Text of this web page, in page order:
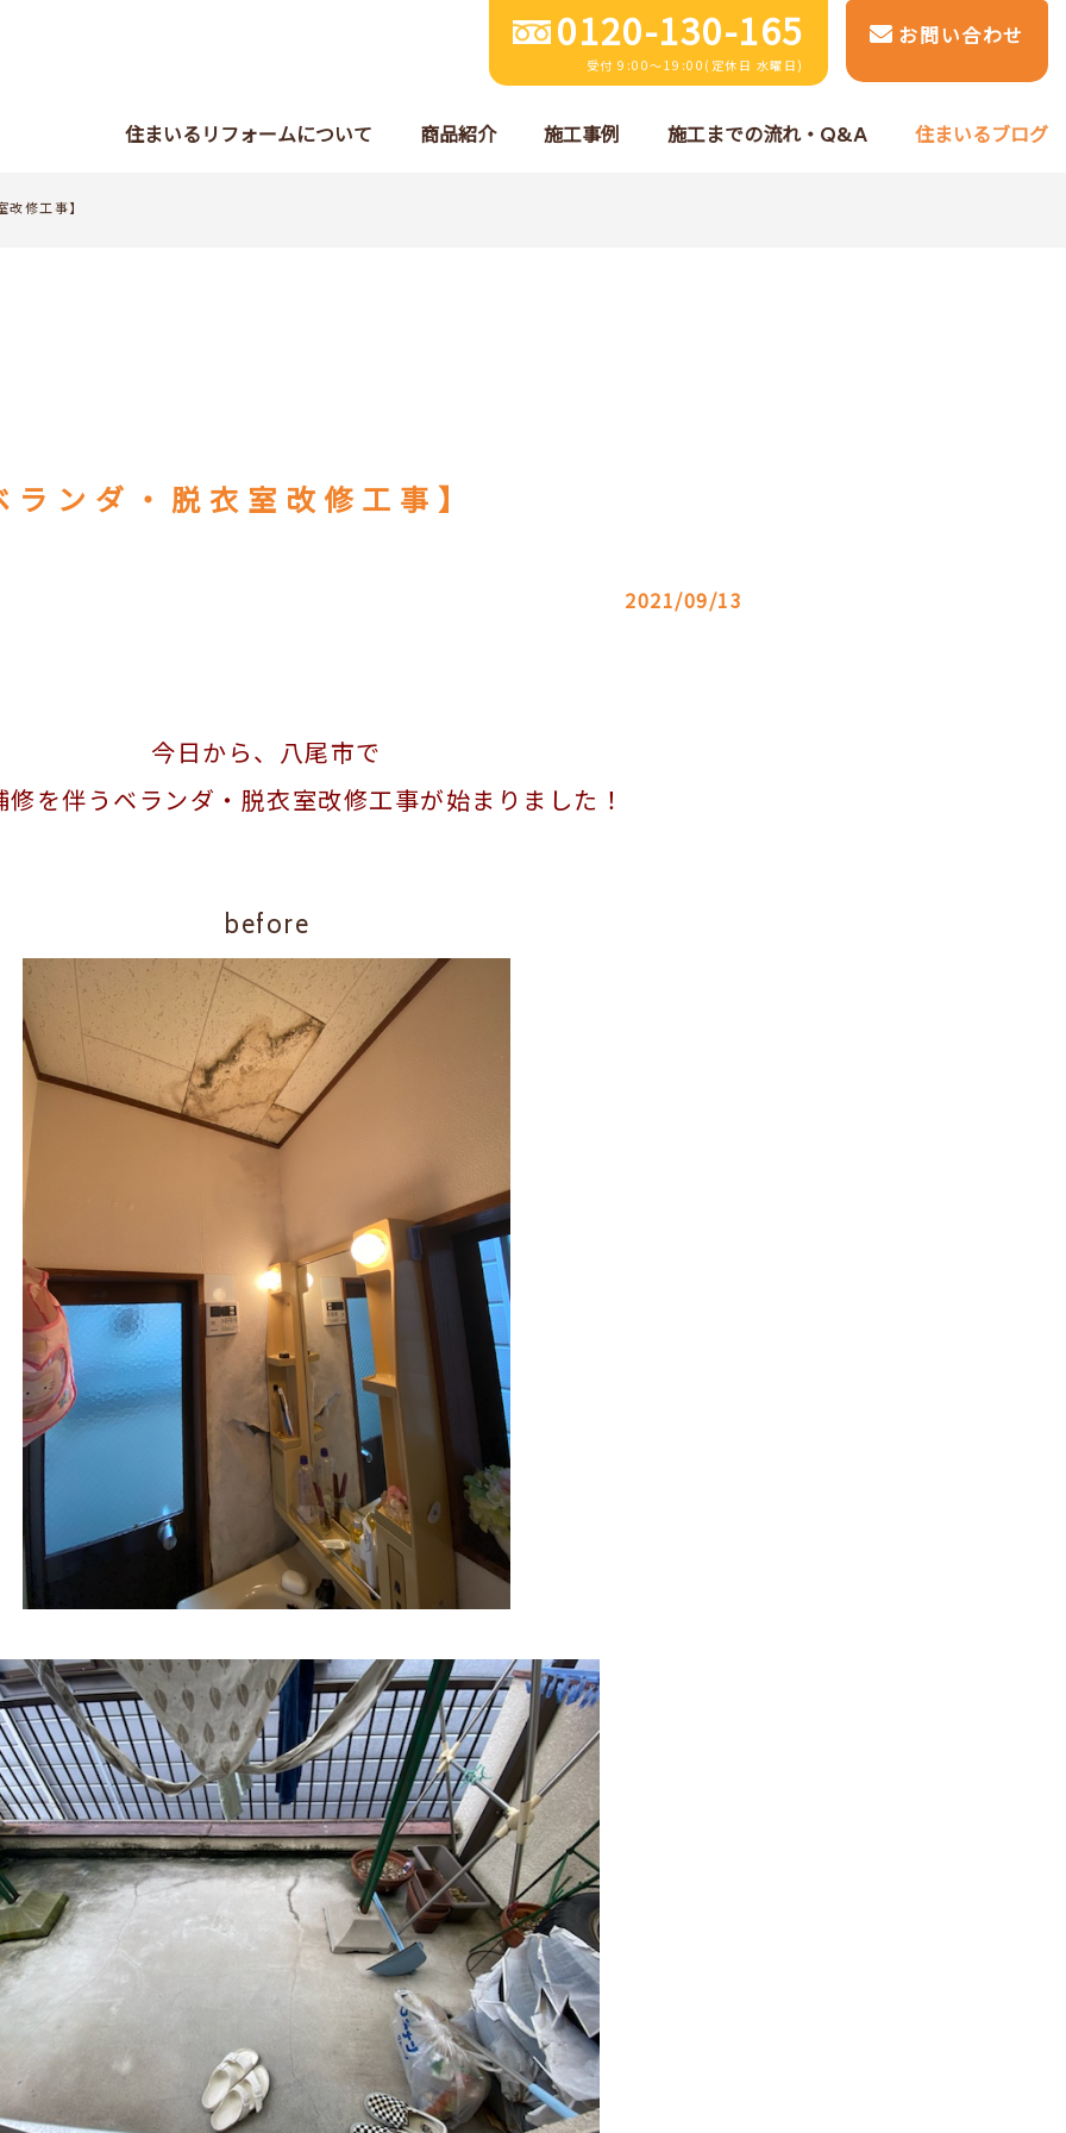
0120-130-165
受付 9:00～19:00(定休日 水曜日)
お問い合わせ
住まいるリフォームについて 商品紹介 施工事例 施工までの流れ・Q&A 住まいるブログ
修工事】
ンダ・脱衣室改修工事】
2021/09/13
今日から、八尾市で
を伴うベランダ・脱衣室改修工事が始まりました！
before